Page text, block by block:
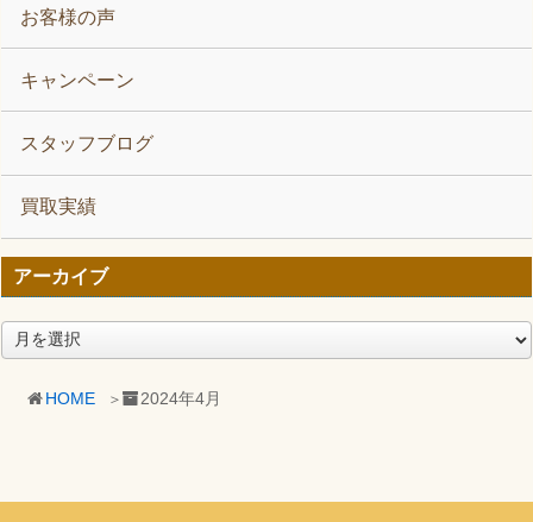
HOME 2024年4月
お客様の声
キャンペーン
スタッフブログ
買取実績
アーカイブ
ア
ー